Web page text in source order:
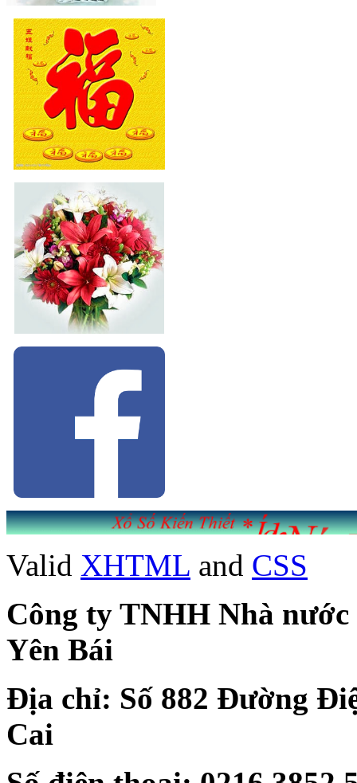
Valid XHTML and CSS
Công ty TNHH Nhà
Yên Bái
Địa chỉ: Số 882 Đường
Cai